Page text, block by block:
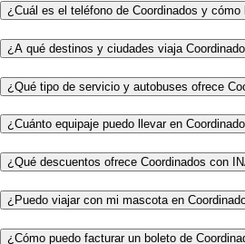
¿Cuál es el teléfono de Coordinados y
¿A qué destinos y ciudades viaja
¿Qué tipo de servicio y autobuses ofrece
¿Cuánto equipaje puedo llevar en
¿Qué descuentos ofrece Coordinados con
¿Puedo viajar con mi mascota en
¿Cómo puedo facturar un boleto de